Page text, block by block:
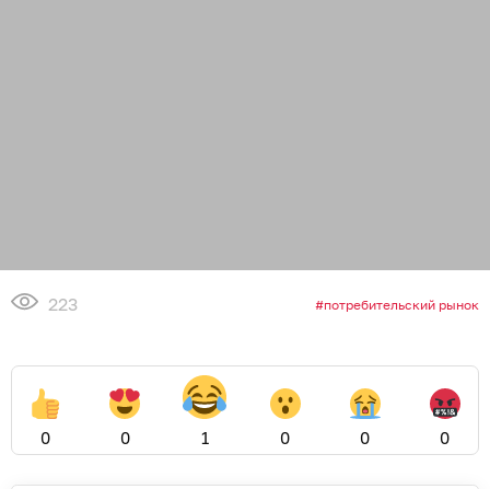
223 потребительский рынок
0 0 1 0 0 0